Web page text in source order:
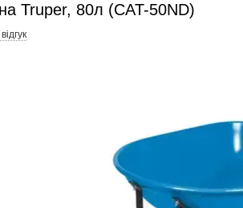
Truper, 80л (CAT-50ND)